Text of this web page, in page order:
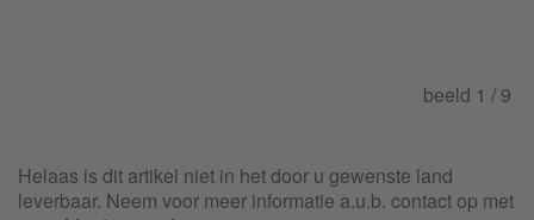
beeld 1 / 9
Helaas is dit artikel niet in het door u gewenste land
leverbaar. Neem voor meer informatie a.u.b. contact op met